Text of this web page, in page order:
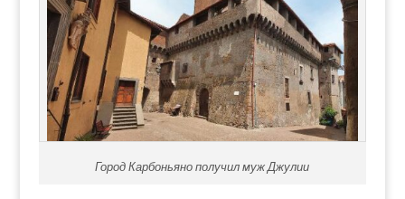
Город Карбоньяно получил муж Джулии